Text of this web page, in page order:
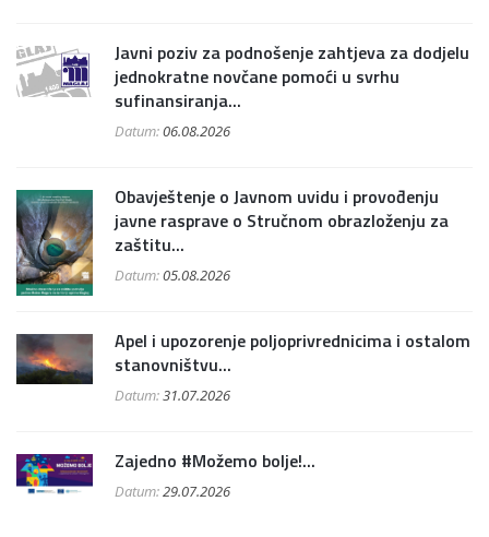
Javni poziv za podnošenje zahtjeva za dodjelu
jednokratne novčane pomoći u svrhu
sufinansiranja...
Datum:06.08.2026
Obavještenje o Javnom uvidu i provođenju
javne rasprave o Stručnom obrazloženju za
zaštitu...
Datum:05.08.2026
Apel i upozorenje poljoprivrednicima i ostalom
stanovništvu...
Datum:31.07.2026
Zajedno #Možemo bolje!...
Datum:29.07.2026